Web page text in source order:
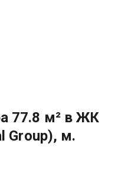
77.8 м² в ЖК
Group), м.